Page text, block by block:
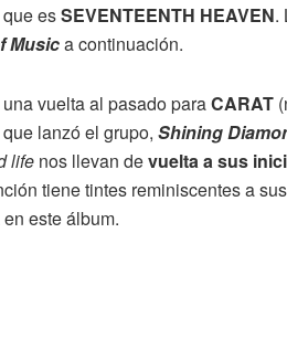
esSEVENTEENTH HEAVEN.
Musica continuación.
vuelta al pasado paraCARAT
lanzó el grupo, Shining
life nos llevan devuelta a sus
tiene tintes reminiscentes a
este álbum.